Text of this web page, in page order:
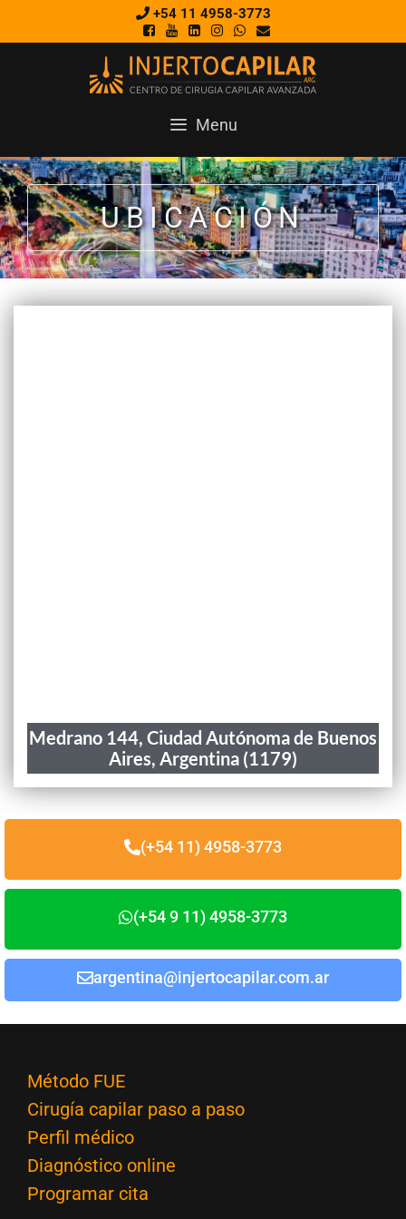
+54 11 4958-3773
Menu
UBICACIÓN
Medrano 144, Ciudad Autónoma de Buenos
Aires, Argentina (1179)
(+54 11) 4958-3773
(+54 9 11) 4958-3773
argentina@injertocapilar.com.ar
Método FUE
Cirugía capilar paso a paso
Perfil médico
Diagnóstico online
Programar cita